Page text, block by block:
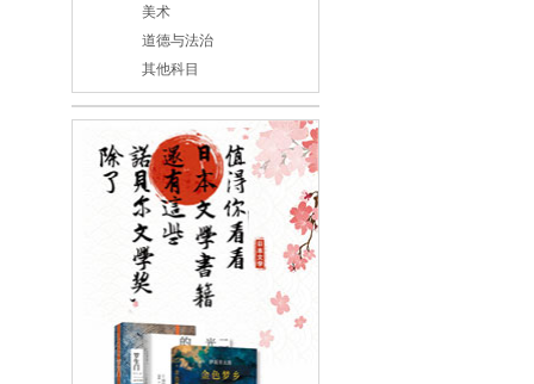
美术
道德与法治
其他科目